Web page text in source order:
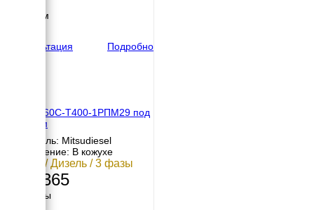
1250 мм
Консультация
Подробно
МД АД-60С-Т400-1РПМ29 под
капотом
Двигатель: Mitsudiesel
Исполнение: В кожухе
60 кВт / Дизель / 3 фазы
682 365
Размеры